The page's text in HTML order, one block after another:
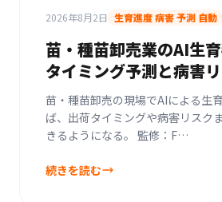
2026年8月2日 生育進度 病害 予測 自動
苗・種苗卸売業のAI生
タイミング予測と病害
苗・種苗卸売の現場でAIによる生
ば、出荷タイミングや病害リスク
きるようになる。 監修：F…
続きを読む